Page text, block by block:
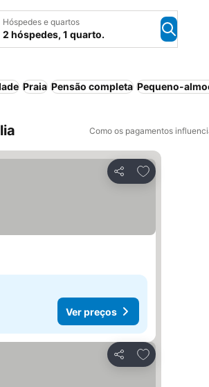
Hóspedes e quartos
2 hóspedes, 1 quarto.
Praia Pensão completa Pequeno-
Como os pagamentos
Partilhar
Adicionar aos
Ver preços
Partilhar
Adicionar aos